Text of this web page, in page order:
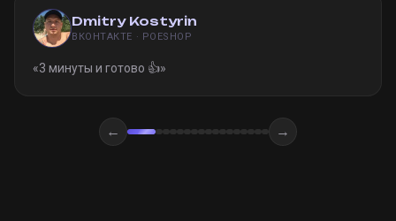
Dmitry Kostyrin
ВКОНТАКТЕ · POESHOP
«3 минуты и готово 👍»
← →